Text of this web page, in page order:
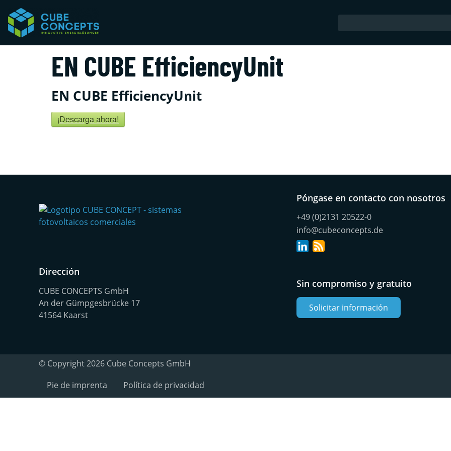
EN CUBE EfficiencyUnit
EN CUBE EfficiencyUnit
¡Descarga ahora!
Póngase en contacto con nosotros
+49 (0)2131 20522-0
info@cubeconcepts.de
Dirección
CUBE CONCEPTS GmbH
An der Gümpgesbrücke 17
41564 Kaarst
Sin compromiso y gratuito
Solicitar información
© Copyright 2026 Cube Concepts GmbH
Pie de imprenta
Política de privacidad